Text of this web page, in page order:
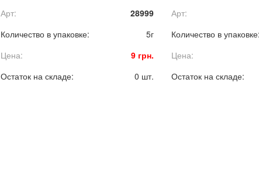
Арт:
28999
Количество в упаковке:
5г
Цена:
9 грн.
Остаток на складе:
0 шт.
желтая, плотная,
Арт:
Количество в упаковке:
Цена:
Остаток на складе: